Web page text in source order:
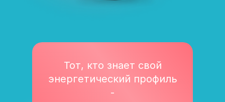
Тот, кто знает свой
энергетический профиль
-